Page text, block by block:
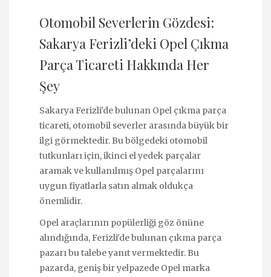
Otomobil Severlerin Gözdesi:
Sakarya Ferizli’deki Opel Çıkma
Parça Ticareti Hakkında Her
Şey
Sakarya Ferizli'de bulunan Opel çıkma parça
ticareti, otomobil severler arasında büyük bir
ilgi görmektedir. Bu bölgedeki otomobil
tutkunları için, ikinci el yedek parçalar
aramak ve kullanılmış Opel parçalarını
uygun fiyatlarla satın almak oldukça
önemlidir.
Opel araçlarının popülerliği göz önüne
alındığında, Ferizli'de bulunan çıkma parça
pazarı bu talebe yanıt vermektedir. Bu
pazarda, geniş bir yelpazede Opel marka